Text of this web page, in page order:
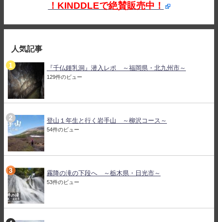
！KINDDLEで絶賛販売中！
人気記事
『千仏鍾乳洞』潜入レポ ～福岡県・北九州市～
129件のビュー
登山１年生と行く岩手山 ～柳沢コース～
54件のビュー
霧降の滝の下段へ ～栃木県・日光市～
53件のビュー